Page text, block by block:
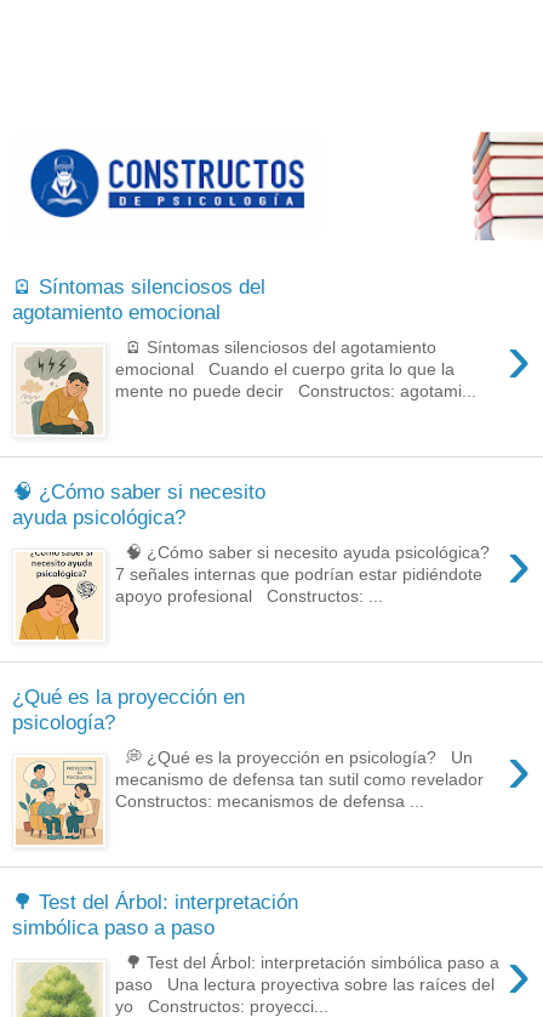
🪫 Síntomas silenciosos del
agotamiento emocional
›
🪫 Síntomas silenciosos del agotamiento
emocional Cuando el cuerpo grita lo que la
mente no puede decir Constructos: agotami...
🧠 ¿Cómo saber si necesito
ayuda psicológica?
›
🧠 ¿Cómo saber si necesito ayuda psicológica?
7 señales internas que podrían estar pidiéndote
apoyo profesional Constructos: ...
¿Qué es la proyección en
psicología?
›
💭 ¿Qué es la proyección en psicología? Un
mecanismo de defensa tan sutil como revelador
Constructos: mecanismos de defensa ...
🌳 Test del Árbol: interpretación
simbólica paso a paso
›
🌳 Test del Árbol: interpretación simbólica paso a
paso Una lectura proyectiva sobre las raíces del
yo Constructos: proyecci...